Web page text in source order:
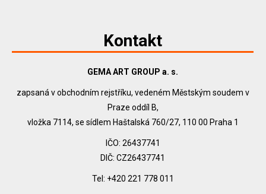
Kontakt
GEMA ART GROUP a. s.
zapsaná v obchodním rejstříku, vedeném Městským soudem v
Praze oddíl B,
vložka 7114, se sídlem Haštalská 760/27, 110 00 Praha 1
IČO: 26437741
DIČ: CZ26437741
Tel: +420 221 778 011